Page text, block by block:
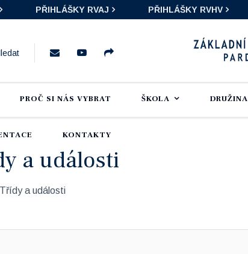
PŘIHLÁŠKY RVAJ PŘIHLÁŠKY RVHV
PROČ SI NÁS VYBRAT ŠKOLA DRUŽINA
KONTAKTY
a události
Třídy a události